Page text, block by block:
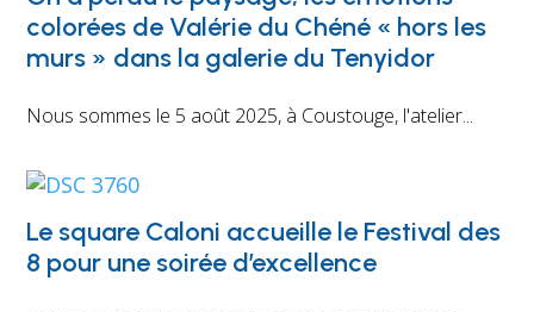
colorées de Valérie du Chéné « hors les
murs » dans la galerie du Tenyidor
Nous sommes le 5 août 2025, à Coustouge, l'atelier...
Le square Caloni accueille le Festival des
8 pour une soirée d’excellence